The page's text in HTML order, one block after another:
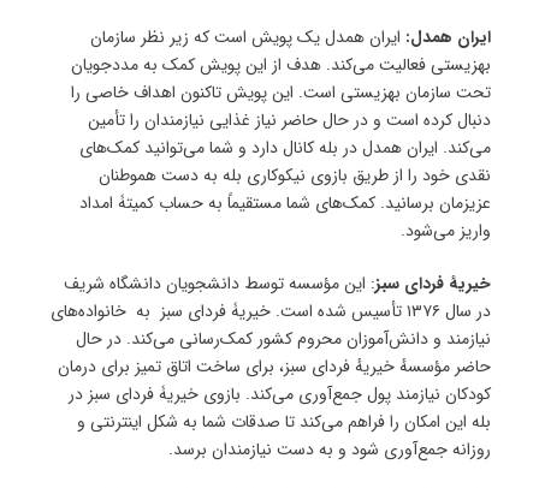
ایران همدل: ایران همدل یک پویش است که زیر نظر سازمان
بهزیستی فعالیت می‌کند. هدف از این پویش کمک به مددجویان
تحت سازمان بهزیستی است. این پویش تاکنون اهداف خاصی را
دنبال کرده است و در حال حاضر نیاز غذایی نیازمندان را تأمین
می‌کند. ایران همدل در بله کانال دارد و شما می‌توانید کمک‌های
نقدی خود را از طریق بازوی نیکوکاری بله به دست هموطنان
عزیزمان برسانید. کمک‌های شما مستقیماً به حساب کمیتۀ امداد
واریز می‌شود.
خیریۀ فردای سبز: این مؤسسه توسط دانشجویان دانشگاه شریف
در سال ۱۳۷۶ تأسیس شده است. خیریۀ فردای سبز به خانواده‌های
نیازمند و دانش‌آموزان محروم کشور کمک‌رسانی می‌کند. در حال
حاضر مؤسسهٔ خیریهٔ فردای سبز، برای ساخت اتاق تمیز برای درمان
کودکان نیازمند پول جمع‌آوری می‌کند. بازوی خیریۀ فردای سبز در
بله این امکان را فراهم می‌کند تا صدقات شما به شکل اینترنتی و
روزانه جمع‌آوری شود و به دست نیازمندان برسد.